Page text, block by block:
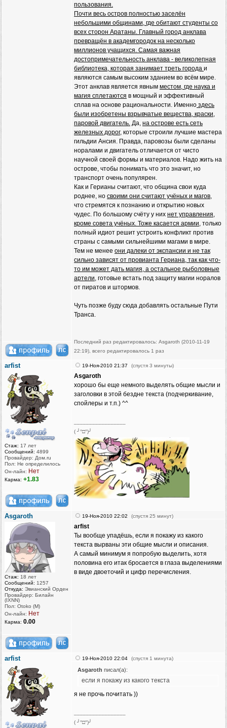
пользования.
Почти весь остров полностью заселён
небольшими общинами, где обитают студенты со
всех сторон Аратаны. Главный город анклава
превращён в академгородок на несколько
миллионов учащихся. Самая важная
достопримечательность анклава - великолепная
библиотека, которая занимает треть города и
являются самым высоким зданием во всём мире.
Этот анклав является явным местом, где наука и
магия сплетаются в мощный и эффективный
сплав на основе рациональности. Именно здесь
были изобретены взрывчатые вещества, краски,
паровой двигатель. Да, на острове есть сеть
железных дорог, которые строили лучшие мастера
гильдии Ансия. Правда, паровозы были сделаны
норалами и двигатель отличается от чисто
научной своей формы и материалов. Надо жить на
острове, чтобы понимать что это значит, но
транспорт очень популярен.
Как и Герианы считают, что община свои куда
роднее, но своими они считают учёных и магов,
что стремятся к познанию и открытию новых
чудес. По большому счёту у них нет управления,
кроме совета учёных. Тоже касается армии, только
полный идиот решит устроить конфликт против
страны с самыми сильнейшими магами в мире.
Тем не менее они далеки от экспансии и не так
сильно зависят от провианта Гериана, так как что-
то им может дать магия, а остальное рыболовные
артели, готовые встать под защиту магии норалов
от пиратов и штормов.
Чуть позже буду сюда добавлять остальные Пути
Транса.
Последний раз редактировалось: Asgaroth (2010-11-19
22:19), всего редактировалось 1 раз
arfist
Стаж: 17 лет
Сообщений: 4899
Провайдер: Дом.ru
Пол: Не определилось
Он-лайн: Нет
Карма: +1.83
19-Ноя-2010 21:37 (спустя 3 минуты)
Asgaroth
хорошо бы еще немного выделять общие мысли и
заголовки в этой бездне текста (подчеркивание,
спойлеры и т.п.) ^^
( ╯°□°)╯
Asgaroth
Стаж: 18 лет
Сообщений: 1257
Откуда: Эвианский Орден
Провайдер: Билайн
(IXNN)
Пол: Otoko (M)
Он-лайн: Нет
Карма: 0.00
19-Ноя-2010 22:02 (спустя 25 минут)
arfist
Ты вообще упадёшь, если я покажу из какого
текста вырваны эти общие мысли и описания.
А самый минимум я попробую выделить, хотя
половина его итак бросается в глаза выделениями
в виде двоеточий и цифр перечисления.
arfist 19-Ноя-2010 22:04 (спустя 1 минута)
Asgaroth писал(а):
если я покажу из какого текста
я не прочь почитать ))
( ╯°□°)╯